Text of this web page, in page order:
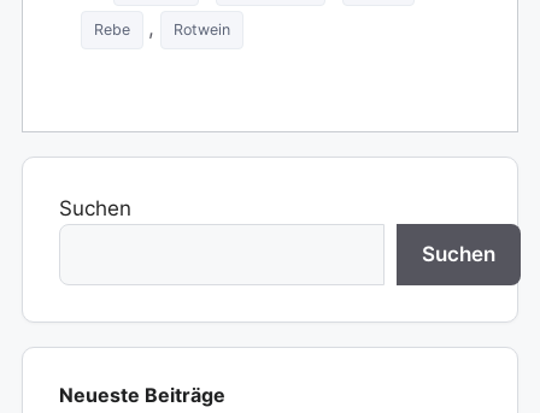
Rebe , Rotwein
Suchen
Suchen
Neueste Beiträge